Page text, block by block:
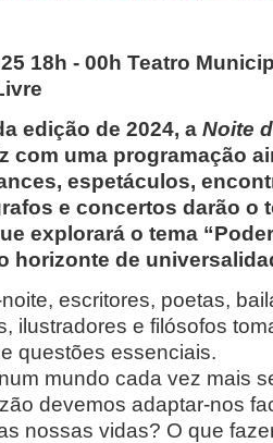
18h - 00h Teatro
edição de 2024, a Noite
com uma programação
espetáculos,
e concertos darão o
explorará o tema
horizonte de
escritores, poetas,
ilustradores e filósofos
questões essenciais.
mundo cada vez mais
devemos adaptar-nos
nossas vidas? O que